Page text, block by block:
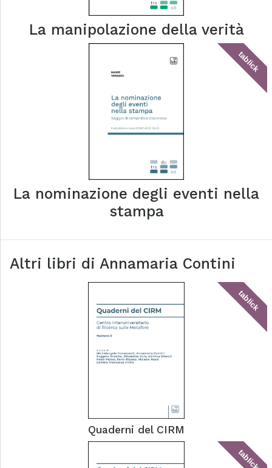
La manipolazione della verità
tablick
La nominazione degli eventi nella
stampa
Altri libri di Annamaria Contini
tablick
Quaderni del CIRM
tablick